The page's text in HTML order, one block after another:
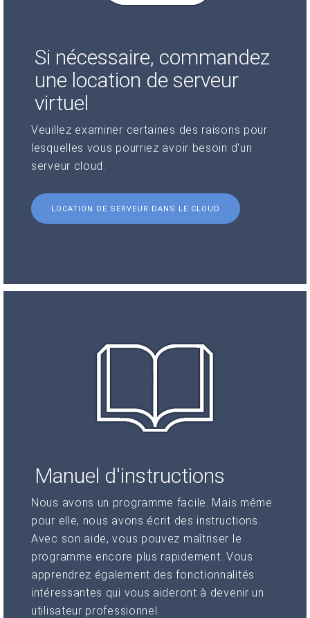
Si nécessaire, commandez
une location de serveur
virtuel
Veuillez examiner certaines des raisons pour
lesquelles vous pourriez avoir besoin d'un
serveur cloud.
LOCATION DE SERVEUR DANS LE CLOUD
Manuel d'instructions
Nous avons un programme facile. Mais même
pour elle, nous avons écrit des instructions.
Avec son aide, vous pouvez maîtriser le
programme encore plus rapidement. Vous
apprendrez également des fonctionnalités
intéressantes qui vous aideront à devenir un
utilisateur professionnel.